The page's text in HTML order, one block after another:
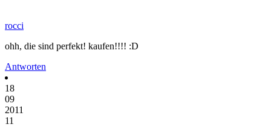
rocci
ohh, die sind perfekt! kaufen!!!! :D
Antworten
18
09
2011
11